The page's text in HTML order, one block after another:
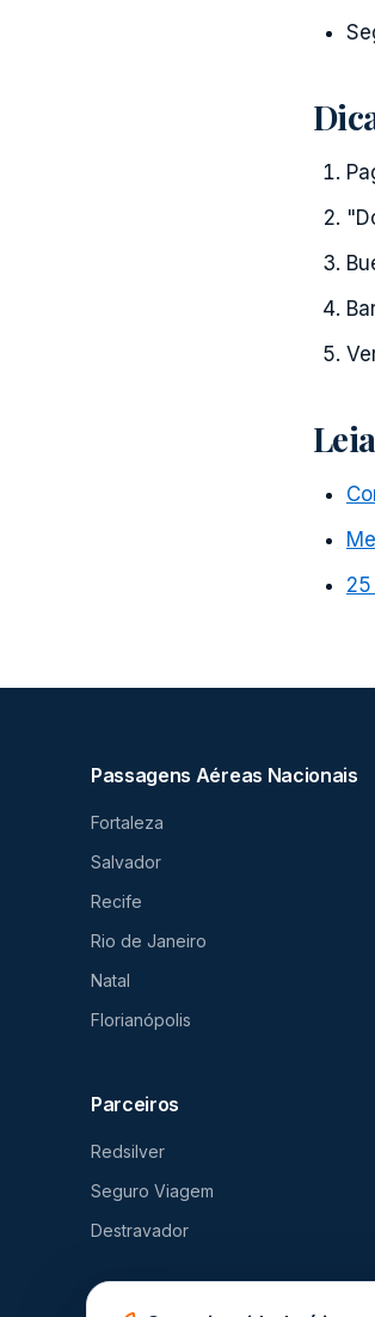
Passagens Aéreas Nacionais
Fortaleza
Salvador
Recife
Rio de Janeiro
Natal
Florianópolis
Parceiros
Redsilver
Seguro Viagem
Destravador